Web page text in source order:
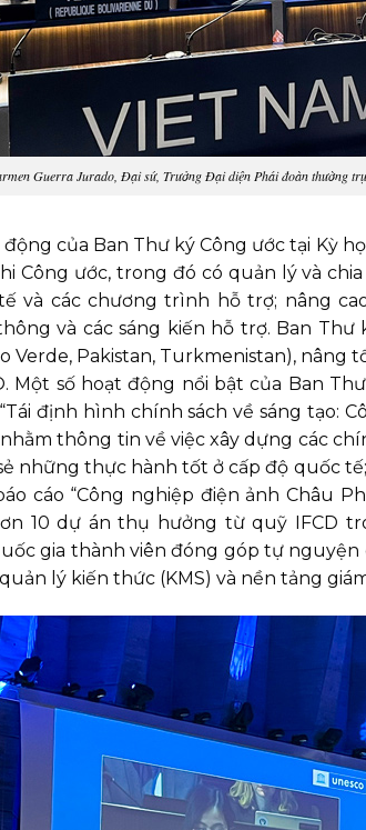
Guerra Jurado, Đại sứ, Trưởng Đại diện Phái đoàn thường
động của Ban Thư ký Công ước tại Kỳ
Công ước, trong đó có quản lý và
và các chương trình hỗ trợ; nâng
và các sáng kiến hỗ trợ. Ban
Verde, Pakistan, Turkmenistan), nâng
Một số hoạt động nổi bật của Ban
định hình chính sách về sáng tạo:
thông tin về việc xây dựng các
những thực hành tốt ở cấp độ quốc
cáo “Công nghiệp điện ảnh Châu
10 dự án thụ hưởng từ quỹ IFCD
gia thành viên đóng góp tự
lý kiến thức (KMS) và nền tảng